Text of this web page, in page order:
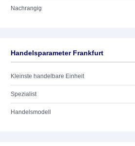
Nachrangig
Handelsparameter Frankfurt
Kleinste handelbare Einheit
Spezialist
Handelsmodell